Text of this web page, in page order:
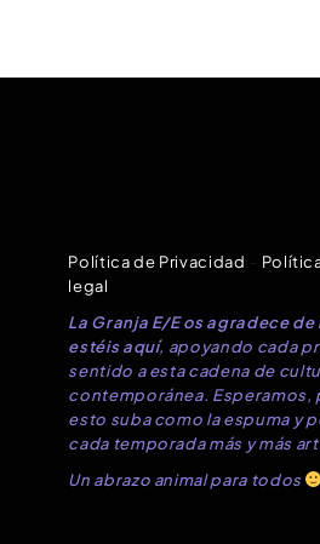
Política de Privacidad
legal
La Granja E/E os agradece
estéis aquí, apoyando cada
sentido a esta cadena de
contemporánea. Esperamos,
esto suba como la espuma y
cada temporada más y más
Un abrazo animal para todos